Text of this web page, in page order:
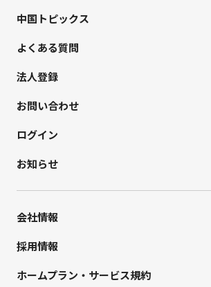
中国トピックス
よくある質問
法人登録
お問い合わせ
ログイン
お知らせ
会社情報
採用情報
ホームプラン・サービス規約